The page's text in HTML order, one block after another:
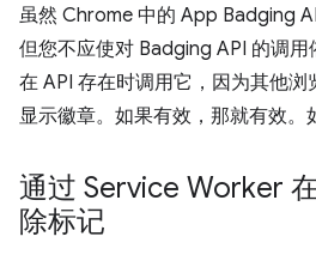
虽然 Chrome 中的 App Badging
但您不应使对 Badging API 的调
在 API 存在时调用它，因为其他
显示徽章。如果有效，那就有效。
通过 Service Worker
除标记